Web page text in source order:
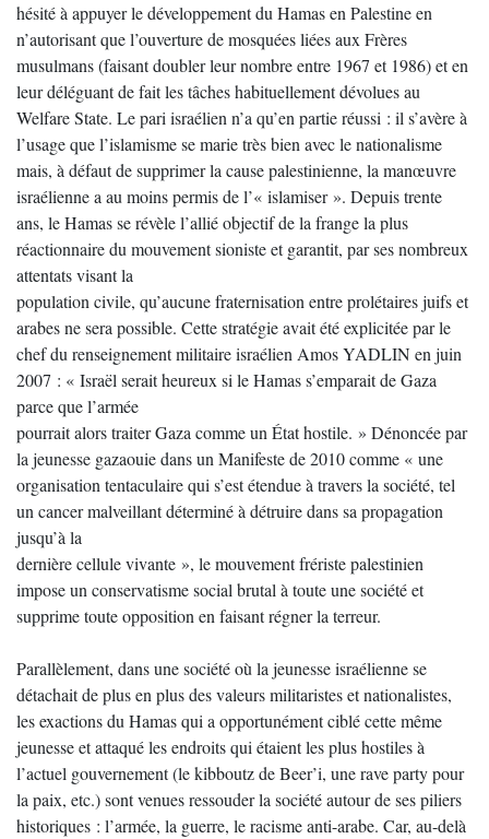
hésité à appuyer le développement du Hamas en Palestine en
n’autorisant que l’ouverture de mosquées liées aux Frères
musulmans (faisant doubler leur nombre entre 1967 et 1986) et en
leur déléguant de fait les tâches habituellement dévolues au
Welfare State. Le pari israélien n’a qu’en partie réussi : il s’avère à
l’usage que l’islamisme se marie très bien avec le nationalisme
mais, à défaut de supprimer la cause palestinienne, la manœuvre
israélienne a au moins permis de l’« islamiser ». Depuis trente
ans, le Hamas se révèle l’allié objectif de la frange la plus
réactionnaire du mouvement sioniste et garantit, par ses nombreux
attentats visant la
population civile, qu’aucune fraternisation entre prolétaires juifs et
arabes ne sera possible. Cette stratégie avait été explicitée par le
chef du renseignement militaire israélien Amos YADLIN en juin
2007 : « Israël serait heureux si le Hamas s’emparait de Gaza
parce que l’armée
pourrait alors traiter Gaza comme un État hostile. » Dénoncée par
la jeunesse gazaouie dans un Manifeste de 2010 comme « une
organisation tentaculaire qui s’est étendue à travers la société, tel
un cancer malveillant déterminé à détruire dans sa propagation
jusqu’à la
dernière cellule vivante », le mouvement frériste palestinien
impose un conservatisme social brutal à toute une société et
supprime toute opposition en faisant régner la terreur.
Parallèlement, dans une société où la jeunesse israélienne se
détachait de plus en plus des valeurs militaristes et nationalistes,
les exactions du Hamas qui a opportunément ciblé cette même
jeunesse et attaqué les endroits qui étaient les plus hostiles à
l’actuel gouvernement (le kibboutz de Beer’i, une rave party pour
la paix, etc.) sont venues ressouder la société autour de ses piliers
historiques : l’armée, la guerre, le racisme anti-arabe. Car, au-delà